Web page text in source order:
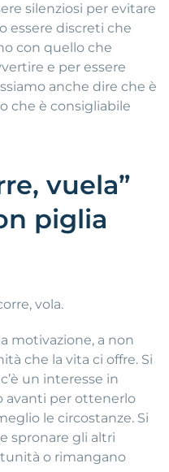
silenziosi per evitare
essere discreti che
con quello che
e per essere
anche dire che è
che è consigliabile
vuela”
piglia
vola.
motivazione, a non
che la vita ci offre. Si
un interesse in
avanti per ottenerlo
le circostanze. Si
spronare gli altri
o rimangano